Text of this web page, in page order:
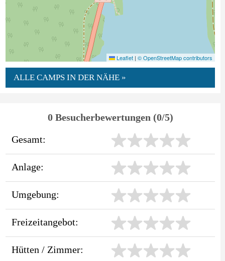
Leaflet | © OpenStreetMap contributors
ALLE CAMPS IN DER NÄHE »
0 Besucherbewertungen (0/5)
Gesamt:
Anlage:
Umgebung:
Freizeitangebot:
Hütten / Zimmer: